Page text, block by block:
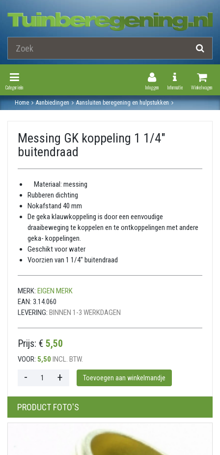
Winkelwagen
Toggle
Informatie
Inloggen
Toggle Navigation
Categorieën
Home Aanbiedingen
Aansluiten beregening en hulpstukken
Messing GK koppeling 1 1/4"
buitendraad
Materiaal: messing
Rubberen dichting
Nokafstand 40 mm
De geka klauwkoppeling is door een eenvoudige
draaibeweging te koppelen en te ontkoppelingen met andere
geka- koppelingen.
Geschikt voor water
Voorzien van 1 1/4" buitendraad
MERK: EIGEN MERK
EAN: 3.14.060
LEVERING: BINNEN 1-3 WERKDAGEN
Prijs: € 5,50
VOOR: 5,50 INCL. BTW.
PRODUCT FOTO'S